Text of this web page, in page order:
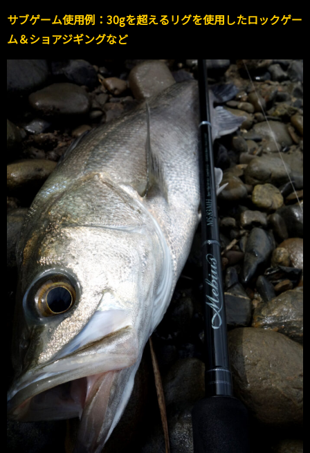
サブゲーム使用例：30gを超えるリグを使用したロックゲー
ム＆ショアジギングなど